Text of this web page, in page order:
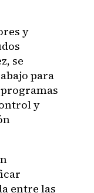
y
se
para
y
entre las